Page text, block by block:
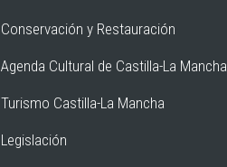
Conservación y Restauración
Agenda Cultural de Castilla-La Mancha
Turismo Castilla-La Mancha
Legislación